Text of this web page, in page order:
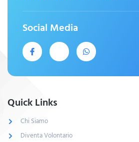
Social Media
Quick Links
Chi Siamo
Diventa Volontario